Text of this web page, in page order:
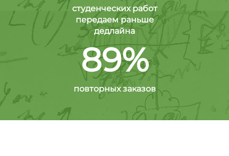
студенческих работ
передаем раньше
дедлайна
89%
повторных заказов